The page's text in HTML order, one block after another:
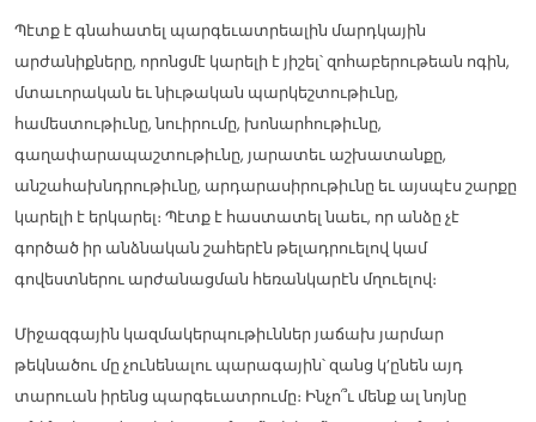
Պէտք է գնահատել պարգեւատրեալին մարդկային
արժանիքները, որոնցմէ կարելի է յիշել՝ զոհաբերութեան ոգին,
մտաւորական եւ նիւթական պարկեշտութիւնը,
համեստութիւնը, նուիրումը, խոնարհութիւնը,
գաղափարապաշտութիւնը, յարատեւ աշխատանքը,
անշահախնդրութիւնը, արդարասիրութիւնը եւ այսպէս շարքը
կարելի է երկարել։ Պէտք է հաստատել նաեւ, որ անձը չէ
գործած իր անձնական շահերէն թելադրուելով կամ
գովեստներու արժանացման հեռանկարէն մղուելով։
Միջազգային կազմակերպութիւններ յաճախ յարմար
թեկնածու մը չունենալու պարագային՝ զանց կ’ընեն այդ
տարուան իրենց պարգեւատրումը։ Ինչո՞ւ մենք ալ նոյնը